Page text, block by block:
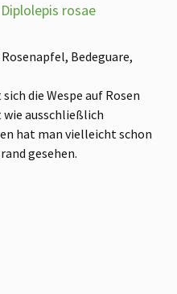
rosae
Bedeguare,
die Wespe auf Rosen
ausschließlich
hat man vielleicht schon
gesehen.